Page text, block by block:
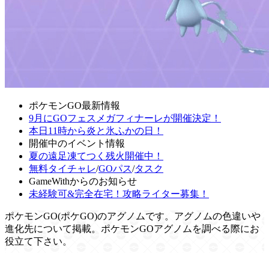
ポケモンGO最新情報
9月にGOフェスメガフィナーレが開催決定！
本日11時から炎と氷ふかの日！
開催中のイベント情報
夏の遠足凍てつく残火開催中！
無料タイチャレ/GOパス/タスク
GameWithからのお知らせ
未経験可&完全在宅！攻略ライター募集！
ポケモンGO(ポケGO)のアグノムです。アグノムの色違いや
進化先について掲載。ポケモンGOアグノムを調べる際にお
役立て下さい。